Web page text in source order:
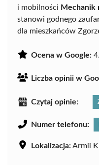
i mobilności Mechanik
stanowi godnego
dla mieszkańców
Ocena w Google:
Liczba opinii w
Czytaj opinie:
Numer telefonu:
Lokalizacja:Armii